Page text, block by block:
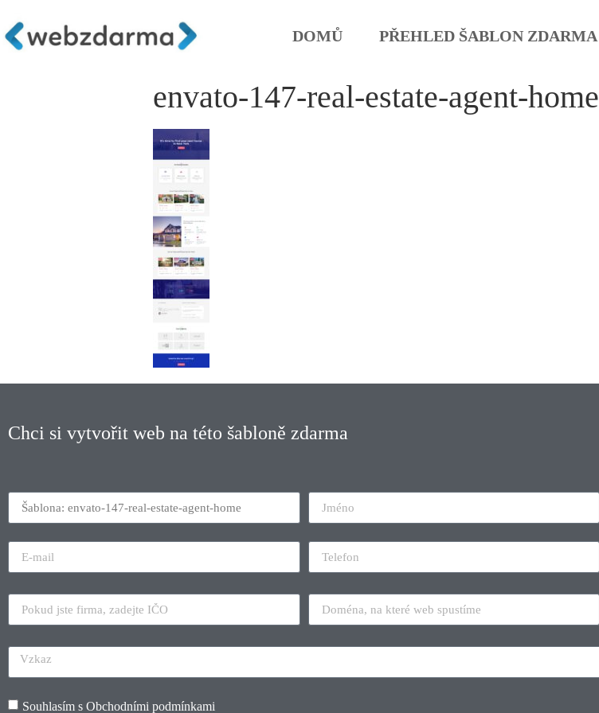
DOMŮ PŘEHLED ŠABLON ZDARMA
envato-147-real-estate-agent-home
Chci si vytvořit web na této šabloně zdarma
Souhlasím s Obchodními podmínkami